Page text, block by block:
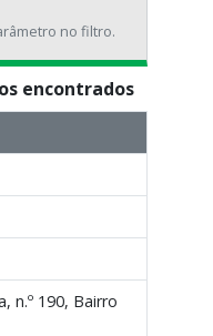
no filtro.
encontrados
n.º 190, Bairro